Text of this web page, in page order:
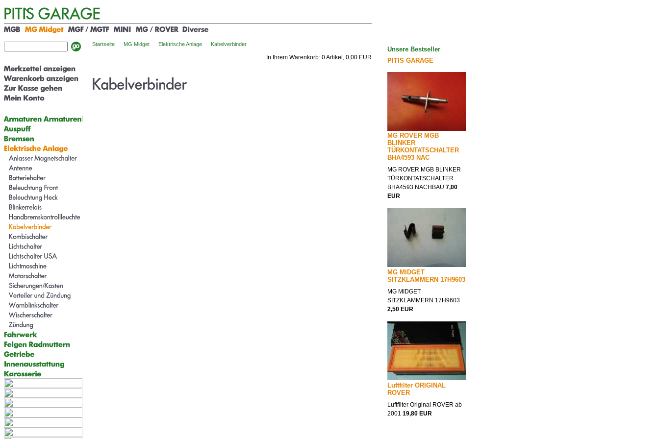
Startseite MG Midget Elektrische Anlage Kabelverbinder
In Ihrem Warenkorb: 0Artikel, 0,00 EUR
Unsere Bestseller
PITIS GARAGE
MG ROVER MGB
BLINKER
TÜRKONTATSCHALTER
BHA4593 NAC
MG ROVER MGB BLINKER
TÜRKONTATSCHALTER
BHA4593 NACHBAU 7,00
EUR
MG MIDGET
SITZKLAMMERN 17H9603
MG MIDGET
SITZKLAMMERN 17H9603
2,50 EUR
Luftfilter ORIGINAL
ROVER
Luftfilter Original ROVER ab
2001 19,80 EUR